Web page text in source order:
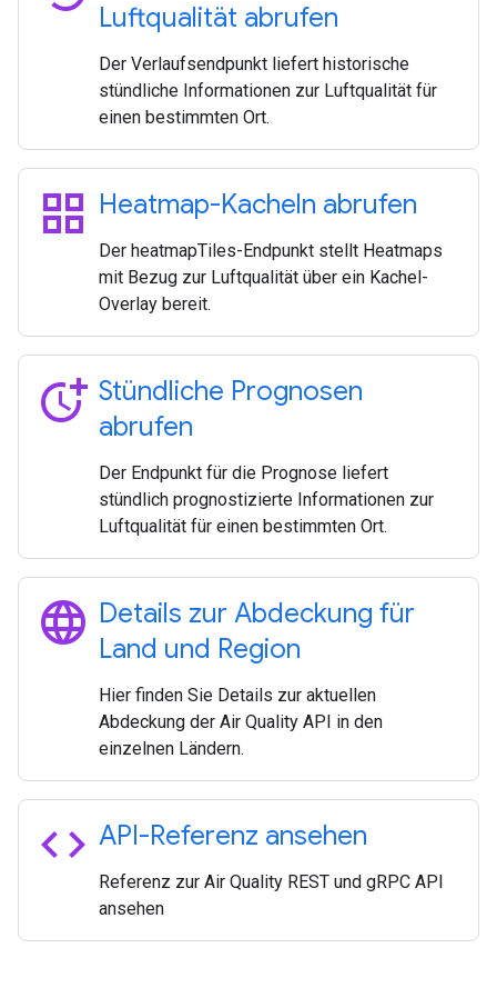
Luftqualität abrufen
Der Verlaufsendpunkt liefert historische
stündliche Informationen zur Luftqualität für
einen bestimmten Ort.
grid_view Heatmap-Kacheln abrufen
Der heatmapTiles-Endpunkt stellt Heatmaps
mit Bezug zur Luftqualität über ein Kachel-
Overlay bereit.
more_time Stündliche Prognosen
abrufen
Der Endpunkt für die Prognose liefert
stündlich prognostizierte Informationen zur
Luftqualität für einen bestimmten Ort.
language Details zur Abdeckung für
Land und Region
Hier finden Sie Details zur aktuellen
Abdeckung der Air Quality API in den
einzelnen Ländern.
code API-Referenz ansehen
Referenz zur Air Quality REST und gRPC API
ansehen